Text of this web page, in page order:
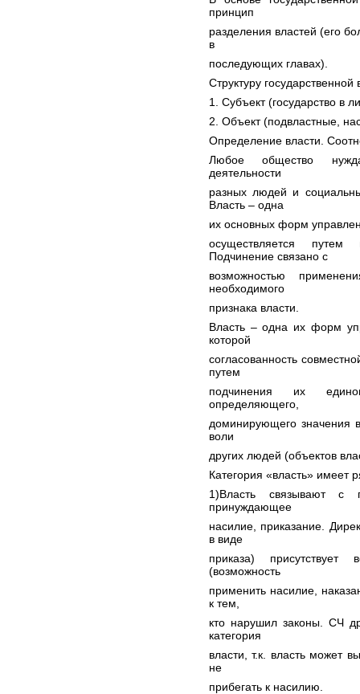
принцип
разделения властей (его
в
последующих главах).
Структуру государственной
1. Субъект (государство в
2. Объект (подвластные,
Определение власти.
Любое общество
деятельности
разных людей и
Власть – одна
их основных форм
осуществляется
Подчинение связано с
возможностью
необходимого
признака власти.
Власть – одна их форм
которой
согласованность
путем
подчинения их
определяющего,
доминирующего значения
воли
других людей (объектов
Категория «власть» имеет
1)Власть связывают с
принуждающее
насилие, приказание.
в виде
приказа)
(возможность
применить насилие,
к тем,
кто нарушил законы. СЧ
категория
власти, т.к. власть может
не
прибегать к насилию.